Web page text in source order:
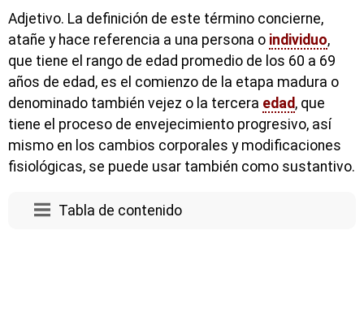
Adjetivo. La definición de este término concierne,
atañe y hace referencia a una persona o individuo,
que tiene el rango de edad promedio de los 60 a 69
años de edad, es el comienzo de la etapa madura o
denominado también vejez o la tercera edad, que
tiene el proceso de envejecimiento progresivo, así
mismo en los cambios corporales y modificaciones
fisiológicas, se puede usar también como sustantivo.
Tabla de contenido